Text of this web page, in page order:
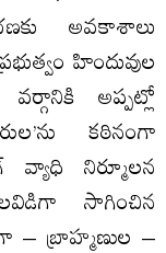
అవకాశాలు
హిందువుల
అప్పట్లో
కఠినంగా
నిర్మూలన
సాగించిన
– బ్రాహ్మణుల –